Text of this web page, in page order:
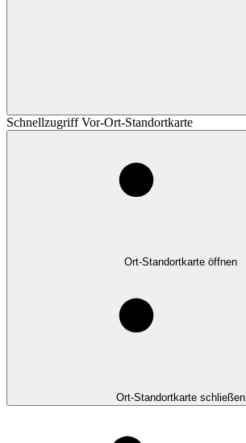
Schnellzugriff Vor-Ort-Standortkarte
Ort-Standortkarte öffnen
Ort-Standortkarte schließen